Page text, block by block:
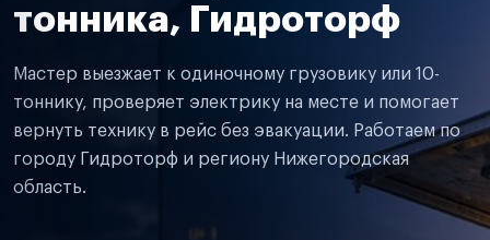
тонника, Гидроторф
Мастер выезжает к одиночному грузовику или 10-
тоннику, проверяет электрику на месте и помогает
вернуть технику в рейс без эвакуации. Работаем по
городу Гидроторф и региону Нижегородская
область.